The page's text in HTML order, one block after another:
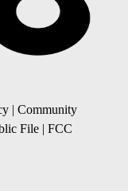
| Community
File | FCC